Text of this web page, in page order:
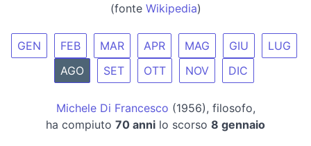
(fonte Wikipedia)
GEN FEB MAR APR MAG GIU
LUG
AGO
SET OTT NOV DIC
Michele Di Francesco (1956), filosofo,
ha compiuto 70 anni lo scorso 8 gennaio